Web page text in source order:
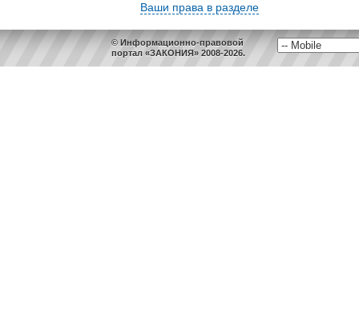
Ваши права в разделе
© Информационно-правовой
портал «ЗАКОНИЯ» 2008-2026.